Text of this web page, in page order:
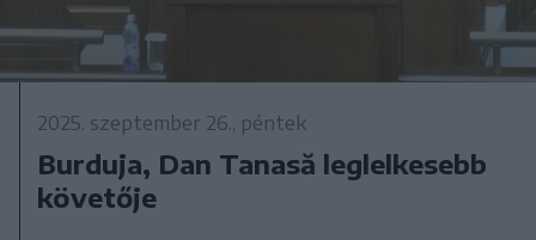
2025. szeptember 26., péntek
Burduja, Dan Tanasă leglelkesebb
követője